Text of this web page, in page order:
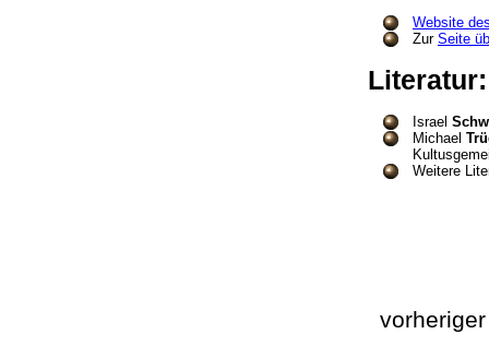
Website
Zur Seite
Israel
Michael
Weitere